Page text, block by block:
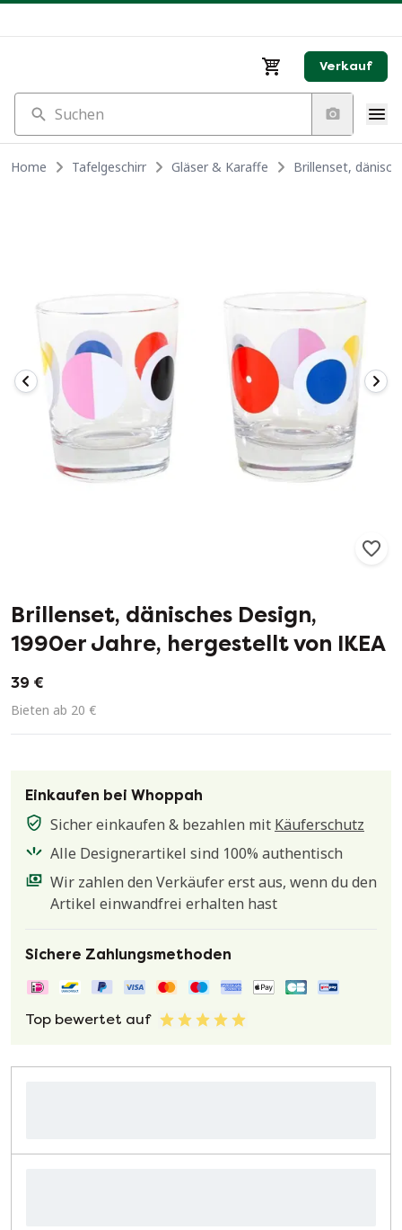
Verkauf
Suchen
Home Tafelgeschirr Gläser & Karaffe Brillenset,
Brillenset, dänisches Design,
1990er Jahre, hergestellt von IKEA
39 €
Bieten ab 20 €
Einkaufen bei Whoppah
Sicher einkaufen & bezahlen mit Käuferschutz
Alle Designerartikel sind 100% authentisch
Wir zahlen den Verkäufer erst aus, wenn du den
Artikel einwandfrei erhalten hast
Sichere Zahlungsmethoden
Top bewertet auf